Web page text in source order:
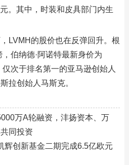
。其中，时装和皮具部门内生
LVMH的股价也在反弹回升。根
伯纳德·阿诺特最新身价为
次于排名第一的亚马逊创始人
拉创始人马斯克。
万A轮融资，沣扬资本、万
同投资
辉创新基金二期完成6.5亿欧元